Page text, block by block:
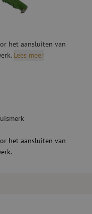
het aansluiten van
Lees meer
het aansluiten van